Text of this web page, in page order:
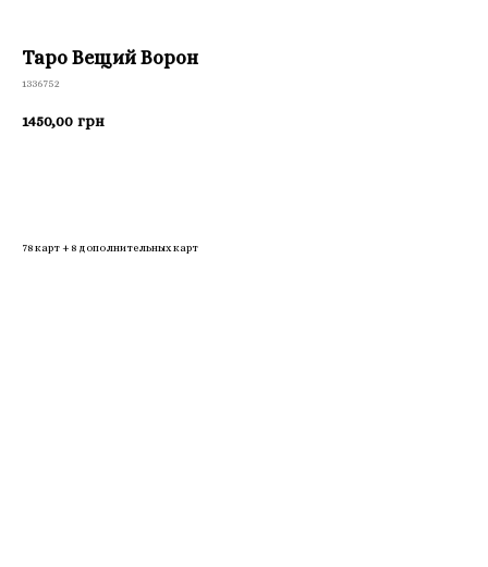
Таро Вещий Ворон
1336752
1450,00 грн
78 карт + 8 дополнительных карт